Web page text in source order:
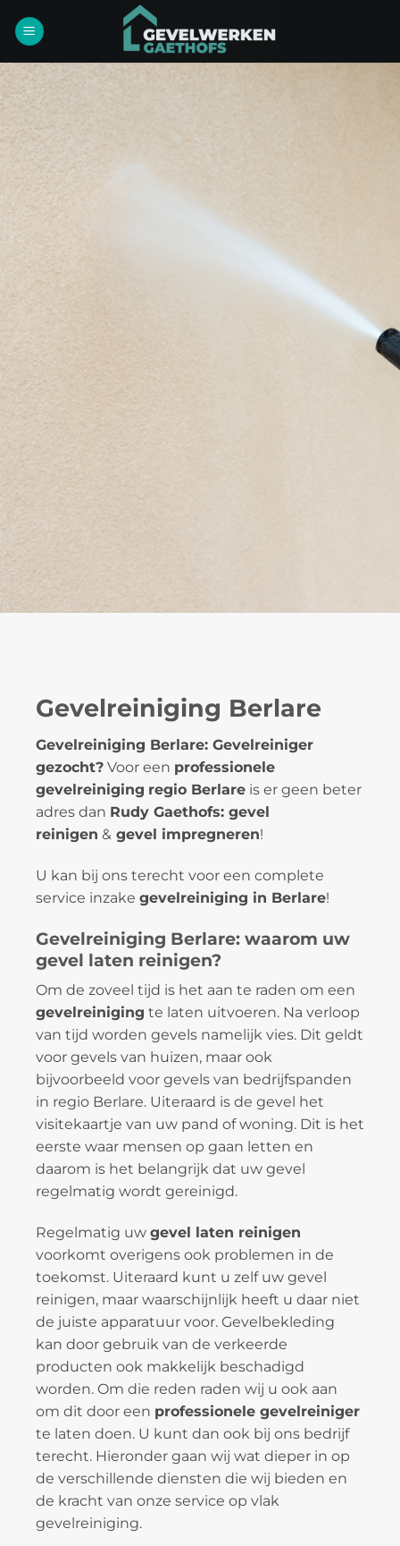
naar
Gevelreiniging Berlare
Gevelreiniging Berlare: Gevelreiniger
gezocht? Voor een professionele
gevelreiniging regio Berlare is er geen beter
adres dan Rudy Gaethofs: gevel
reinigen & gevel impregneren!
U kan bij ons terecht voor een complete
service inzake gevelreiniging in Berlare!
Gevelreiniging Berlare: waarom uw
gevel laten reinigen?
Om de zoveel tijd is het aan te raden om een
gevelreiniging te laten uitvoeren. Na verloop
van tijd worden gevels namelijk vies. Dit geldt
voor gevels van huizen, maar ook
bijvoorbeeld voor gevels van bedrijfspanden
in regio Berlare. Uiteraard is de gevel het
visitekaartje van uw pand of woning. Dit is het
eerste waar mensen op gaan letten en
daarom is het belangrijk dat uw gevel
regelmatig wordt gereinigd.
Regelmatig uw gevel laten reinigen
voorkomt overigens ook problemen in de
toekomst. Uiteraard kunt u zelf uw gevel
reinigen, maar waarschijnlijk heeft u daar niet
de juiste apparatuur voor. Gevelbekleding
kan door gebruik van de verkeerde
producten ook makkelijk beschadigd
worden. Om die reden raden wij u ook aan
om dit door een professionele gevelreiniger
te laten doen. U kunt dan ook bij ons bedrijf
terecht. Hieronder gaan wij wat dieper in op
de verschillende diensten die wij bieden en
de kracht van onze service op vlak
gevelreiniging.